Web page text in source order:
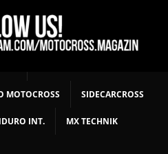
MX NEWS MX YOUTH
MX MASTERS MOTOCROSS INT
MOTOCROSS SIDECARCROSS
INT. MX TECHNIK